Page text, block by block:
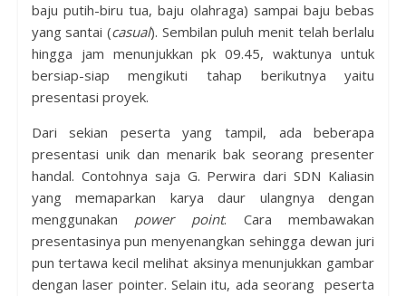
baju putih-biru tua, baju olahraga) sampai baju bebas
yang santai (casual). Sembilan puluh menit telah berlalu
hingga jam menunjukkan pk 09.45, waktunya untuk
bersiap-siap mengikuti tahap berikutnya yaitu
presentasi proyek.
Dari sekian peserta yang tampil, ada beberapa
presentasi unik dan menarik bak seorang presenter
handal. Contohnya saja G. Perwira dari SDN Kaliasin
yang memaparkan karya daur ulangnya dengan
menggunakan power point. Cara membawakan
presentasinya pun menyenangkan sehingga dewan juri
pun tertawa kecil melihat aksinya menunjukkan gambar
dengan laser pointer. Selain itu, ada seorang peserta